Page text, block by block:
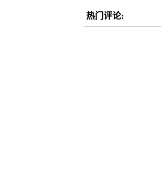
热门评论: